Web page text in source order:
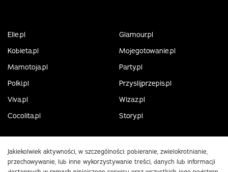
Elle.pl
Glamour.pl
Kobieta.pl
Mojegotowanie.pl
Mamotoja.pl
Party.pl
Polki.pl
Przyslijprzepis.pl
Viva.pl
Wizaz.pl
Cocolita.pl
Story.pl
Jakiekolwiek aktywności, w szczególności: pobieranie, zwielokrotnianie,
przechowywanie, lub inne wykorzystywanie treści, danych lub informacji